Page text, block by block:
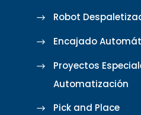
Robot
Encajado
Proyectos
Automatización
Pick and Place